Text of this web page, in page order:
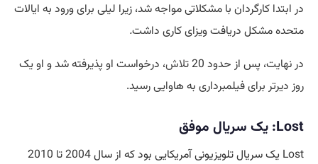
در ابتدا کارگردان با مشکلاتی مواجه شد، زیرا لیلی برای ورود به ایالات
متحده مشکل دریافت ویزای کاری داشت.
در نهایت، پس از حدود 20
تلاش، درخواست او پذیرفته شد و او یک
روز دیرتر برای فیلمبرداری به هاوایی رسید.
Lost: یک سریال موفق
Lost یک سریال تلویزیونی آمریکایی بود که از سال 2004 تا 2010